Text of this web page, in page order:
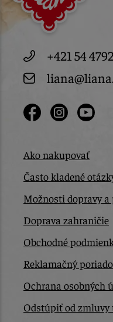
+421 54
Ako nakupovať
Často kladené
Možnosti dopravy a
Doprava zahraničie
Obchodné
Reklamačný
Ochrana osobných
Odstúpiť od zmluvy